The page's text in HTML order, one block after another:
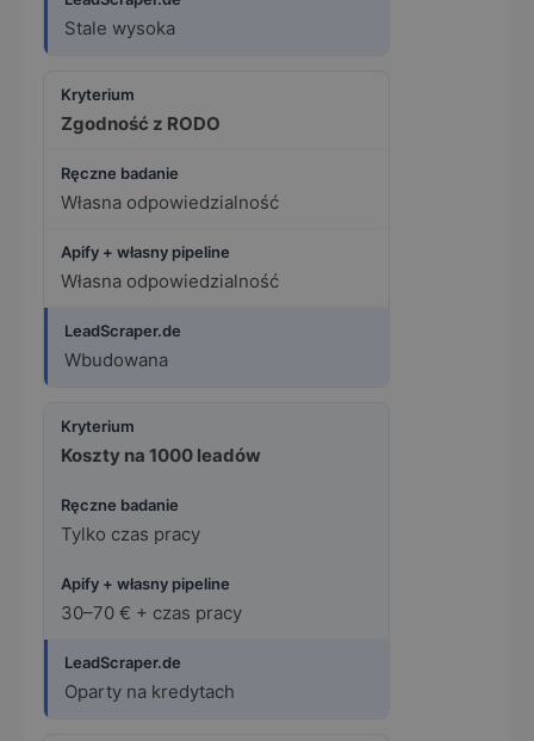
Stale wysoka
Zgodność z RODO
Własna odpowiedzialność
Własna odpowiedzialność
Wbudowana
Koszty na 1000 leadów
Tylko czas pracy
30–70 € + czas pracy
Oparty na kredytach